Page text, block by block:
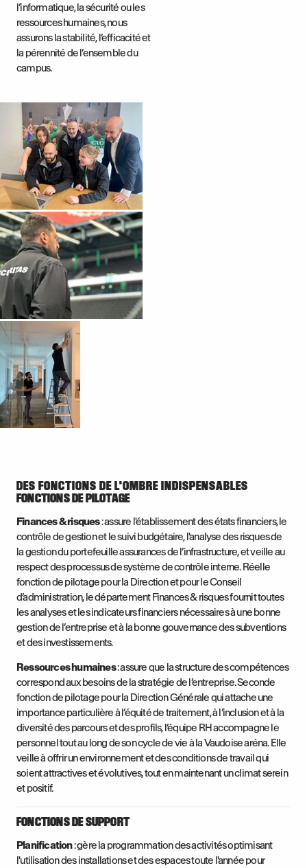
l’informatique, la sécurité ou les
ressources humaines, nous
assurons la stabilité, l’efficacité et
la pérennité de l’ensemble du
campus.
DES FONCTIONS DE L'OMBRE INDISPENSABLES
FONCTIONS DE PILOTAGE
Finances & risques: assure l'établissement des états financiers, le
contrôle de gestion et le suivi budgétaire, l'analyse des risques de
la gestion du portefeuille assurances de l’infrastructure, et veille au
respect des processus de système de contrôle interne. Réelle
fonction de pilotage pour la Direction et pour le Conseil
d’administration, le département Finances & risques fournit toutes
les analyses et les indicateurs financiers nécessaires à une bonne
gestion de l’entreprise et à la bonne gouvernance des subventions
et des investissements.
Ressources humaines: assure que la structure des compétences
correspond aux besoins de la stratégie de l’entreprise. Seconde
fonction de pilotage pour la Direction Générale qui attache une
importance particulière à l’équité de traitement, à l’inclusion et à la
diversité des parcours et des profils, l’équipe RH accompagne le
personnel tout au long de son cycle de vie à la Vaudoise aréna. Elle
veille à offrir un environnement et des conditions de travail qui
soient attractives et évolutives, tout en maintenant un climat serein
et positif.
FONCTIONS DE SUPPORT
Planification: gère la programmation des activités optimisant
l'utilisation des installations et des espaces toute l'année pour